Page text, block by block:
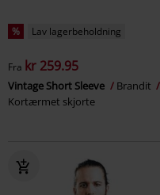
% Lav lagerbeholdning
Fra kr 259.95
Vintage Short Sleeve
Brandit
Kortærmet skjorte